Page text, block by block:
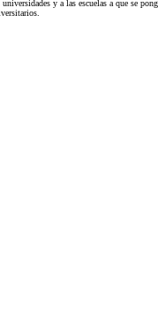
y a las escuelas a que se